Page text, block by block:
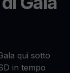
qui sotto
in tempo